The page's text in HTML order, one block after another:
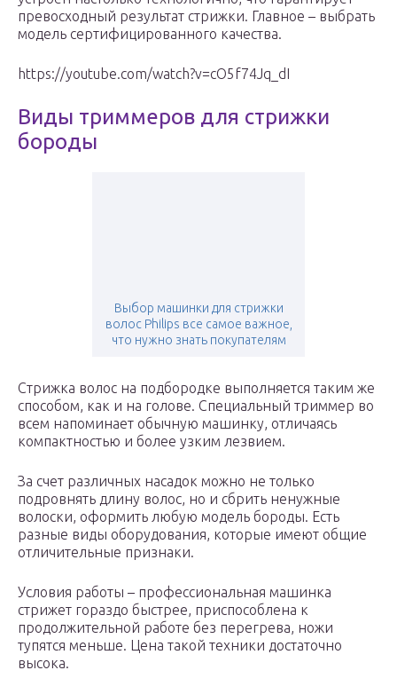
превосходный результат стрижки. Главное – выбрать
модель сертифицированного качества.
https://youtube.com/watch?v=cO5f74Jq_dI
Виды триммеров для стрижки
бороды
Выбор машинки для стрижки
волос Philips все самое важное,
что нужно знать покупателям
Стрижка волос на подбородке выполняется таким же
способом, как и на голове. Специальный триммер во
всем напоминает обычную машинку, отличаясь
компактностью и более узким лезвием.
За счет различных насадок можно не только
подровнять длину волос, но и сбрить ненужные
волоски, оформить любую модель бороды. Есть
разные виды оборудования, которые имеют общие
отличительные признаки.
Условия работы – профессиональная машинка
стрижет гораздо быстрее, приспособлена к
продолжительной работе без перегрева, ножи
тупятся меньше. Цена такой техники достаточно
высока.